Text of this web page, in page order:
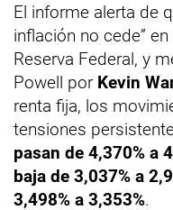
El informe alerta de
inflación no cede”
Reserva Federal, y
Powell por Kevin
renta fija, los
tensiones
pasan de 4,370% a
baja de 3,037% a
3,498% a 3,353%.